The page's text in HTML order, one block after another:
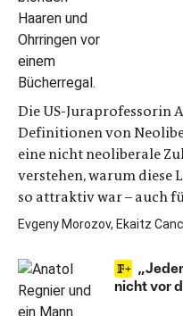
Die US-Juraprofessorin
Definitionen von
eine nicht neoliberale
verstehen, warum diese
so attraktiv war – auch
Evgeny Morozov, Ekaitz
nicht vor